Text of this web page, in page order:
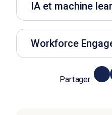
IA et machine
Workforce
Partager: